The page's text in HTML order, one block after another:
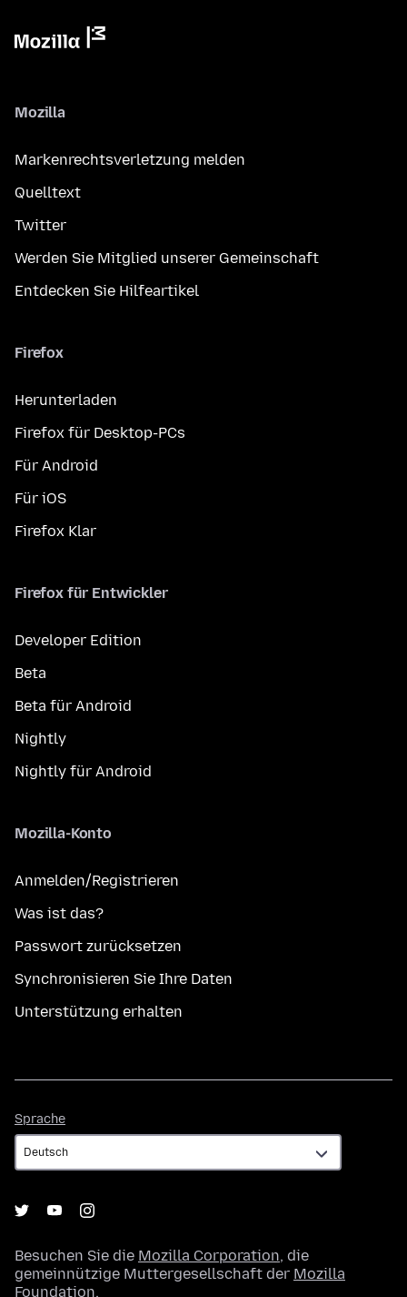
Mozilla
Markenrechtsverletzung melden
Quelltext
Twitter
Werden Sie Mitglied unserer Gemeinschaft
Entdecken Sie Hilfeartikel
Firefox
Herunterladen
Firefox für Desktop-PCs
Für Android
Für iOS
Firefox Klar
Firefox für Entwickler
Developer Edition
Beta
Beta für Android
Nightly
Nightly für Android
Mozilla-Konto
Anmelden/Registrieren
Was ist das?
Passwort zurücksetzen
Synchronisieren Sie Ihre Daten
Unterstützung erhalten
Sprache
Besuchen Sie die Mozilla Corporation, die
gemeinnützige Muttergesellschaft der Mozilla
Foundation.